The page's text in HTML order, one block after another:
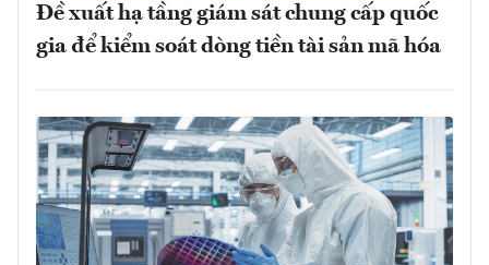
Đề xuất hạ tầng giám sát chung cấp quốc
gia để kiểm soát dòng tiền tài sản mã hóa